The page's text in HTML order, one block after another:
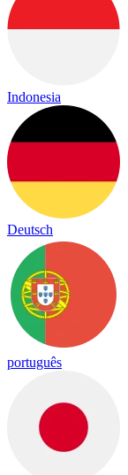
Indonesia
Deutsch
português